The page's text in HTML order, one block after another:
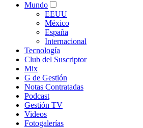
Mundo
EEUU
México
España
Internacional
Tecnología
Club del Suscriptor
Mix
G de Gestión
Notas Contratadas
Podcast
Gestión TV
Videos
Fotogalerías